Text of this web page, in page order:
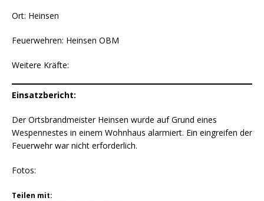
Ort: Heinsen
Feuerwehren: Heinsen OBM
Weitere Kräfte:
Einsatzbericht:
Der Ortsbrandmeister Heinsen wurde auf Grund eines
Wespennestes in einem Wohnhaus alarmiert. Ein eingreifen der
Feuerwehr war nicht erforderlich.
Fotos:
Teilen mit: